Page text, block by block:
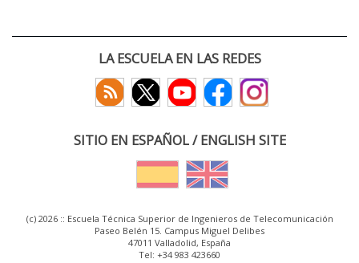
LA ESCUELA EN LAS REDES
SITIO EN ESPAÑOL / ENGLISH SITE
(c) 2026 :: Escuela Técnica Superior de Ingenieros de Telecomunicación
Paseo Belén 15. Campus Miguel Delibes
47011 Valladolid, España
Tel: +34 983 423660